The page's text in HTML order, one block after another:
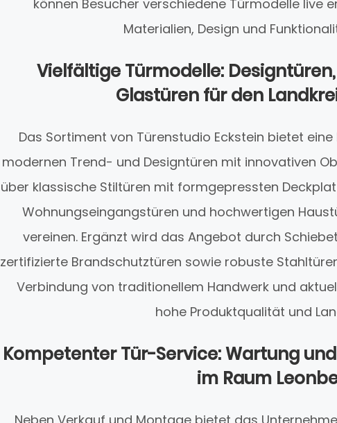
können Besucher verschiedene Türmodelle live
Materialien, Design und
Vielfältige Türmodelle:
Glastüren für den
Das Sortiment von Türenstudio Eckstein bietet
modernen Trend- und Designtüren mit innovativen
über klassische Stiltüren mit formgepressten
Wohnungseingangstüren und hochwertigen
vereinen. Ergänzt wird das Angebot durch
zertifizierte Brandschutztüren sowie robuste
Verbindung von traditionellem Handwerk und
hohe Produktqualität und
Kompetenter Tür-Service: Wartung
im Raum